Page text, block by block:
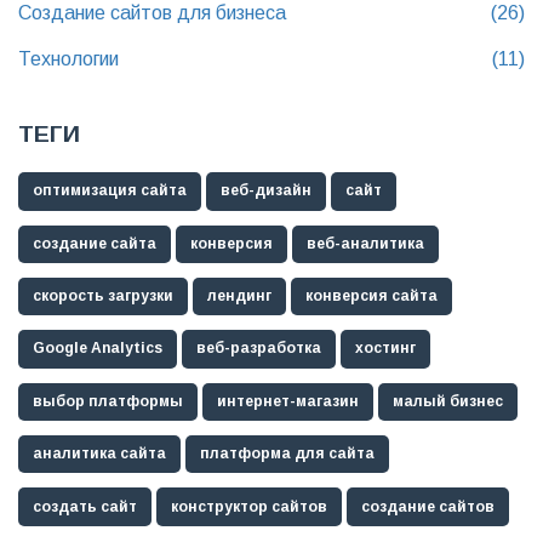
Создание сайтов для бизнеса (26)
Технологии (11)
ТЕГИ
оптимизация сайта веб-дизайн сайт
создание сайта конверсия веб-аналитика
скорость загрузки лендинг конверсия сайта
Google Analytics веб-разработка хостинг
выбор платформы интернет-магазин малый бизнес
аналитика сайта платформа для сайта
создать сайт конструктор сайтов создание сайтов